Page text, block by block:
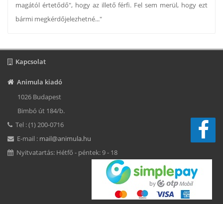
magától értetődő", hogy az illető férfi. Fel sem merül, hogy ezt
bármi megkérdőjelezhetné..."
Kapcsolat
Animula kiadó
1026 Budapest
Bimbó út 184/b.
Tel : (1) 200-0716
E-mail : mail@animula.hu
Nyitvatartás: Hétfő - péntek: 9 - 18